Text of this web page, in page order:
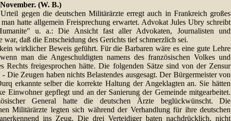
(W. B.)
gegen die deutschen Militärärzte erregt auch in Frankreich großes
hatte allgemein Freisprechung erwartet. Advokat Jules Ubry schreibt
u. a.: Die Ansicht fast aller Advokaten, Journalisten und
war, daß die Entscheidung des Gerichts tief schmerzlich sei.
wirklicher Beweis geführt. Für die Barbaren wäre es eine gute Lehre
man die Angeschuldigten namens des französischen Volkes und
Rechts freigesprochen hätte. Die folgenden Sätze sind von der Zensur
- Die Zeugen haben nichts Belastendes ausgesagt. Der Bürgermeister von
erkannte selber die korrekte Haltung der Angeklagten an. Sie hätten
Einwohner gepflegt und an der Sanierung der Gemeinde mitgearbeitet.
General hatte die deutschen Ärzte beglückwünscht. Die
Militärärzte legten sich während der Verhandlung für ihre deutschen
ins Zeug. Die drei Verteidiger baten nachdrücklich, nicht